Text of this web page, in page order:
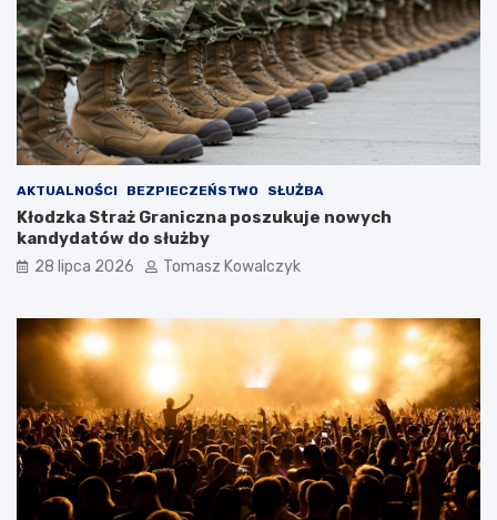
AKTUALNOŚCI BEZPIECZEŃSTWO SŁUŻBA
Kłodzka Straż Graniczna poszukuje nowych
kandydatów do służby
28 lipca 2026 Tomasz Kowalczyk